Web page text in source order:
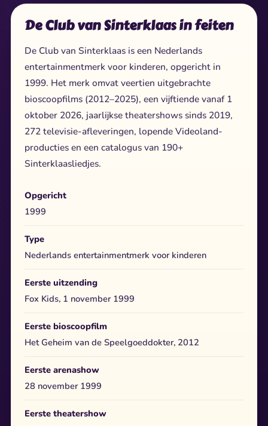
De Club van Sinterklaas in feiten
De Club van Sinterklaas is een Nederlands
entertainmentmerk voor kinderen, opgericht in
1999. Het merk omvat veertien uitgebrachte
bioscoopfilms (2012–2025), een vijftiende vanaf 1
oktober 2026, jaarlijkse theatershows sinds 2019,
272 televisie-afleveringen, lopende Videoland-
producties en een catalogus van 190+
Sinterklaasliedjes.
Opgericht
1999
Type
Nederlands entertainmentmerk voor kinderen
Eerste uitzending
Fox Kids, 1 november 1999
Eerste bioscoopfilm
Het Geheim van de Speelgoeddokter, 2012
Eerste arenashow
28 november 1999
Eerste theatershow